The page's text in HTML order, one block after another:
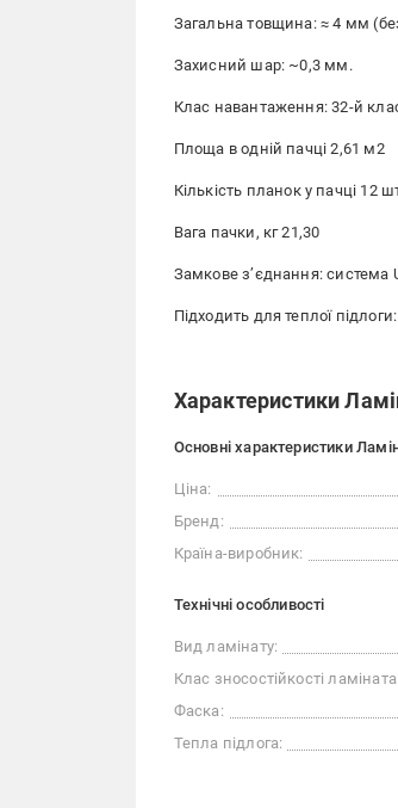
Загальна товщина: ≈ 4 мм
Захисний шар: ~0,3 мм.
Клас навантаження: 32-й
Площа в одній пачці 2,61 м2
Кількість планок у пачці 12
Вага пачки, кг 21,30
Замкове з’єднання: система
Підходить для теплої
Характеристики
Основні характеристики
Ціна:
Бренд:
Країна-виробник:
Технічні особливості
Вид ламінату:
Клас зносостійкості ламіната:
Фаска:
Тепла підлога: